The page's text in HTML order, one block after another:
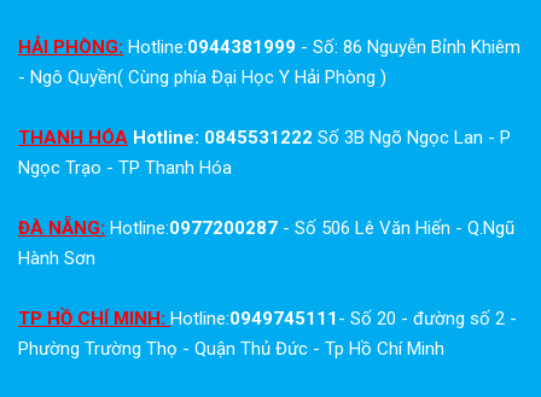
HẢI PHÒNG: Hotline:0944381999 - Số: 86 Nguyễn Bỉnh Khiêm
- Ngô Quyền( Cùng phía Đại Học Y Hải Phòng )
THANH HÓA Hotline: 0845531222 Số 3B Ngõ Ngọc Lan - P
Ngọc Trạo - TP Thanh Hóa
ĐÀ NẴNG: Hotline:0977200287 - Số 506 Lê Văn Hiến - Q.Ngũ
Hành Sơn
TP HỒ CHÍ MINH: Hotline:0949745111- Số 20 - đường số 2 -
Phường Trường Thọ - Quận Thủ Đức - Tp Hồ Chí Minh